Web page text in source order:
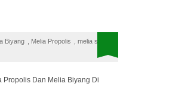
Biyang Melia Propolis
melia sehat
Propolis Dan Melia Biyang Di